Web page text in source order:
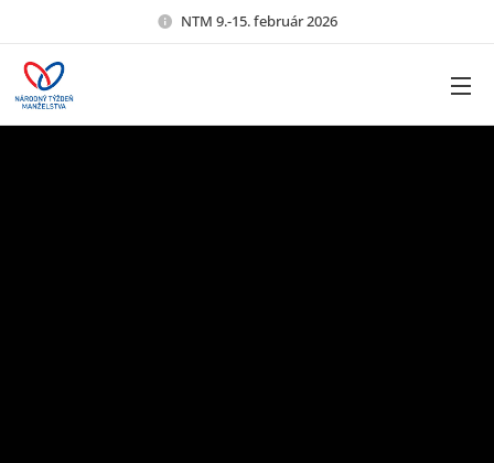
NTM 9.-15. február 2026